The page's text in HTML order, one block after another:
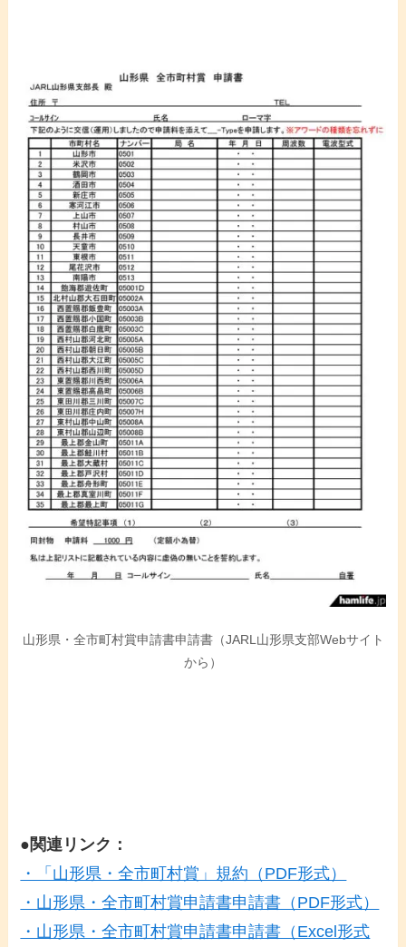
山形県・全市町村賞申請書申請書（JARL山形県支部Webサイト
から）
●関連リンク：
・「山形県・全市町村賞」規約（PDF形式）
・山形県・全市町村賞申請書申請書（PDF形式）
・山形県・全市町村賞申請書申請書（Excel形式